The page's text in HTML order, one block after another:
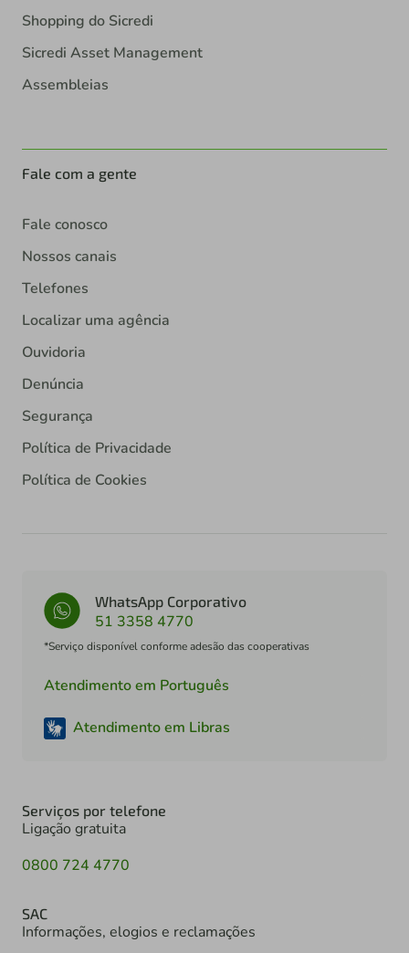
Shopping do Sicredi
Sicredi Asset Management
Assembleias
Fale com a gente
Fale conosco
Nossos canais
Telefones
Localizar uma agência
Ouvidoria
Denúncia
Segurança
Política de Privacidade
Política de Cookies
WhatsApp Corporativo
51 3358 4770
*Serviço disponível conforme adesão das cooperativas
Atendimento em Português
Atendimento em Libras
Serviços por telefone
Ligação gratuita
0800 724 4770
SAC
Informações, elogios e reclamações